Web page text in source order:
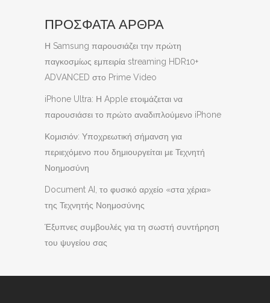
ΠΡΟΣΦΑΤΑ ΑΡΘΡΑ
Η Samsung παρουσιάζει την πρώτη
παγκοσμίως εμπειρία streaming HDR10+
ADVANCED στο Prime Video
iPhone Ultra: Η Apple ετοιμάζεται να
παρουσιάσει το πρώτο αναδιπλούμενο iPhone
Κομισιόν: Υποχρεωτική σήμανση για
περιεχόμενο που δημιουργείται με Τεχνητή
Νοημοσύνη
Document AI, το φυσικό αρχείο «στα χέρια»
της Τεχνητής Νοημοσύνης
Έξυπνες συμβουλές για τη σωστή συντήρηση
του ψυγείου σας